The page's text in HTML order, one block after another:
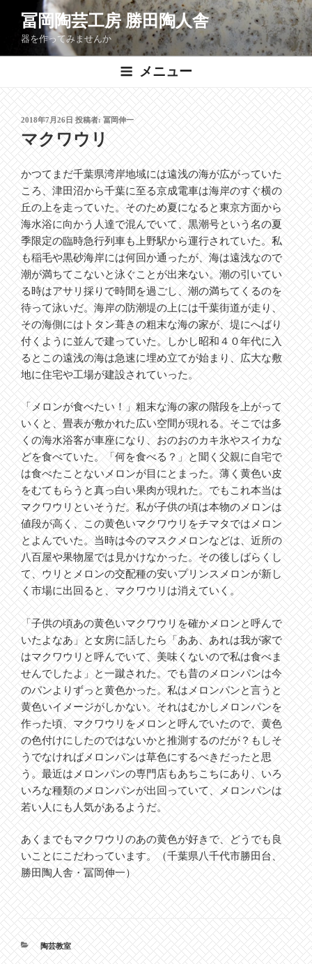
ン
へ
ス
キ
ッ
プ
冨岡陶芸工房 勝田陶人舎
器を作ってみませんか
メニュー
投
稿
日:
2018年7月26日投稿者:冨岡伸一
マクワウリ
かつてまだ千葉県湾岸地域には遠浅の海が広がっていた
ころ、津田沼から千葉に至る京成電車は海岸のすぐ横の
丘の上を走っていた。そのため夏になると東京方面から
海水浴に向かう人達で混んでいて、黒潮号という名の夏
季限定の臨時急行列車も上野駅から運行されていた。私
も稲毛や黒砂海岸には何回か通ったが、海は遠浅なので
潮が満ちてこないと泳ぐことが出来ない。潮の引いてい
る時はアサリ採りで時間を過ごし、潮の満ちてくるのを
待って泳いだ。海岸の防潮堤の上には千葉街道が走り、
その海側にはトタン葺きの粗末な海の家が、堤にへばり
付くように並んで建っていた。しかし昭和４０年代に入
るとこの遠浅の海は急速に埋め立てが始まり、広大な敷
地に住宅や工場が建設されていった。
「メロンが食べたい！」粗末な海の家の階段を上がって
いくと、畳表が敷かれた広い空間が現れる。そこでは多
くの海水浴客が車座になり、おのおのカキ氷やスイカな
どを食べていた。「何を食べる？」と聞く父親に自宅で
は食べたことないメロンが目にとまった。薄く黄色い皮
をむてもらうと真っ白い果肉が現れた。でもこれ本当は
マクワウリといそうだ。私が子供の頃は本物のメロンは
値段が高く、この黄色いマクワウリをチマタではメロン
とよんでいた。当時は今のマスクメロンなどは、近所の
八百屋や果物屋では見かけなかった。その後しばらくし
て、ウリとメロンの交配種の安いプリンスメロンが新し
く市場に出回ると、マクワウリは消えていく。
「子供の頃あの黄色いマクワウリを確かメロンと呼んで
いたよなあ」と女房に話したら「ああ、あれは我が家で
はマクワウリと呼んでいて、美味くないので私は食べま
せんでしたよ」と一蹴された。でも昔のメロンパンは今
のパンよりずっと黄色かった。私はメロンパンと言うと
黄色いイメージがしかない。それはむかしメロンパンを
作った頃、マクワウリをメロンと呼んでいたので、黄色
の色付けにしたのではないかと推測するのだが？もしそ
うでなければメロンパンは草色にするべきだったと思
う。最近はメロンパンの専門店もあちこちにあり、いろ
いろな種類のメロンパンが出回っていて、メロンパンは
若い人にも人気があるようだ。
あくまでもマクワウリのあの黄色が好きで、どうでも良
いことにこだわっています。（千葉県八千代市勝田台、
勝田陶人舎・冨岡伸一）
カ
テ
陶芸教室